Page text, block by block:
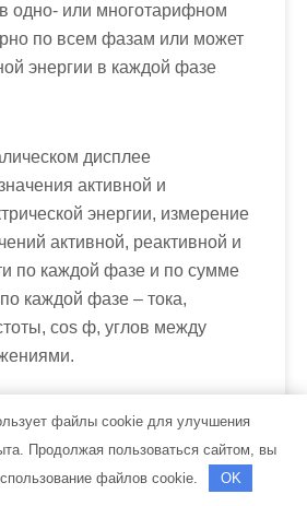
одно- или многотарифном
по всем фазам или может
энергии в каждой фазе
дисплее
активной и
энергии, измерение
активной, реактивной и
по каждой фазе и по сумме
каждой фазе – тока,
cos ф, углов между
результатов
энергии по силовой
– CAN, RS-485 может
файлы cookie для улучшения
Продолжая пользоваться сайтом, вы
файлов cookie.
OK